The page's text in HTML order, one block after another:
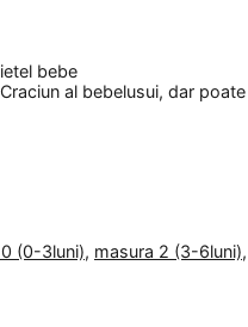
bebe
al bebelusui, dar
(0-3luni), masura 2 (3-6luni),